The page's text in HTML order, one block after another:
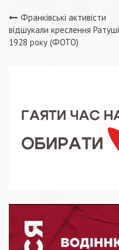
Навігація
записів
Франківські активісти
відшукали креслення Ратуші
1928 року (ФОТО)